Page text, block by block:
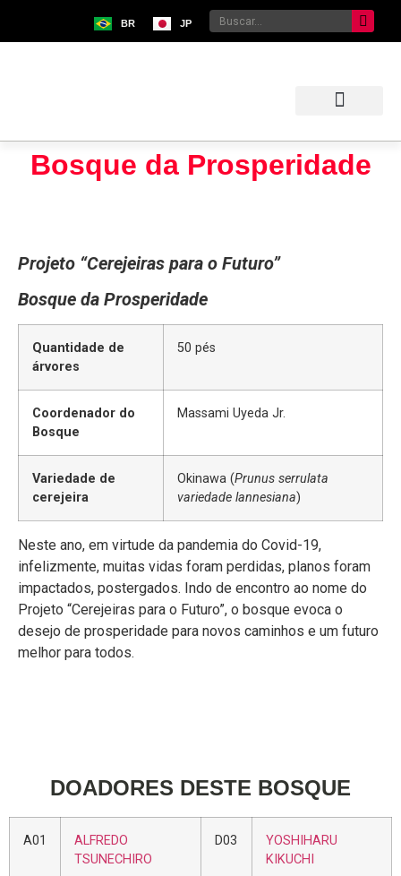
BR JP
Bosque da Prosperidade
Projeto “Cerejeiras para o Futuro”
Bosque da Prosperidade
Quantidade de
árvores
50 pés
Coordenador do
Bosque
Massami Uyeda Jr.
Variedade de
cerejeira
Okinawa (Prunus serrulata
variedade lannesiana)
Neste ano, em virtude da pandemia do Covid-19,
infelizmente, muitas vidas foram perdidas, planos foram
impactados, postergados. Indo de encontro ao nome do
Projeto “Cerejeiras para o Futuro”, o bosque evoca o
desejo de prosperidade para novos caminhos e um futuro
melhor para todos.
DOADORES DESTE BOSQUE
A01
ALFREDO
TSUNECHIRO
D03
YOSHIHARU
KIKUCHI